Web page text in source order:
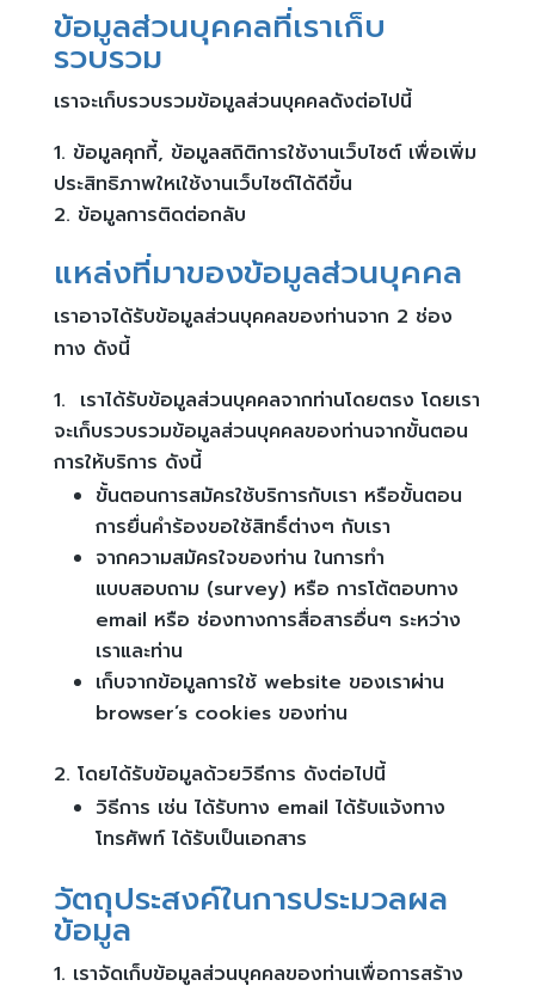
ข้อมูลส่วนบุคคลที่เราเก็บ
รวบรวม
เราจะเก็บรวบรวมข้อมูลส่วนบุคคลดังต่อไปนี้
ข้อมูลคุกกี้, ข้อมูลสถิติการใช้งานเว็บไซต์ เพื่อเพิ่ม
ประสิทธิภาพใหเใช้งานเว็บไซต์ได้ดีขึ้น
ข้อมูลการติดต่อกลับ
แหล่งที่มาของข้อมูลส่วนบุคคล
เราอาจได้รับข้อมูลส่วนบุคคลของท่านจาก 2 ช่อง
ทาง ดังนี้
เราได้รับข้อมูลส่วนบุคคลจากท่านโดยตรง โดยเรา
จะเก็บรวบรวมข้อมูลส่วนบุคคลของท่านจากขั้นตอน
การให้บริการ ดังนี้
ขั้นตอนการสมัครใช้บริการกับเรา หรือขั้นตอน
การยื่นคำร้องขอใช้สิทธิ์ต่างๆ กับเรา
จากความสมัครใจของท่าน ในการทำ
แบบสอบถาม (survey) หรือ การโต้ตอบทาง
email หรือ ช่องทางการสื่อสารอื่นๆ ระหว่าง
เราและท่าน
เก็บจากข้อมูลการใช้ website ของเราผ่าน
browser’s cookies ของท่าน
โดยได้รับข้อมูลด้วยวิธีการ ดังต่อไปนี้
วิธีการ เช่น ได้รับทาง email ได้รับแจ้งทาง
โทรศัพท์ ได้รับเป็นเอกสาร
วัตถุประสงค์ในการประมวลผล
ข้อมูล
เราจัดเก็บข้อมูลส่วนบุคคลของท่านเพื่อการสร้าง